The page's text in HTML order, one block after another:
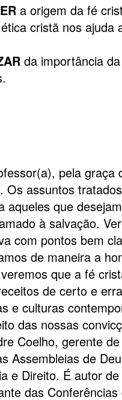
a origem da fé
cristã nos ajuda
da importância
pela graça
Os assuntos
aqueles que
à salvação.
com pontos bem
de maneira a
que a fé
de certo e
e culturas
das nossas
Coelho, gerente
Assembleias de
e Direito. É autor
das